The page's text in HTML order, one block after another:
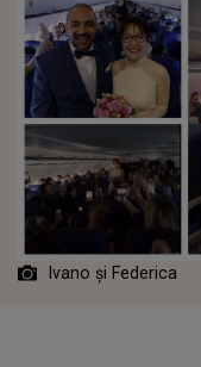
Ivano și Federica